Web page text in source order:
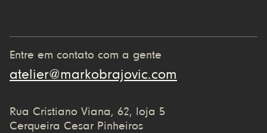
Entre em contato com a gente
atelier@markobrajovic.com
Rua Cristiano Viana, 62, loja 5
Cerqueira Cesar Pinheiros